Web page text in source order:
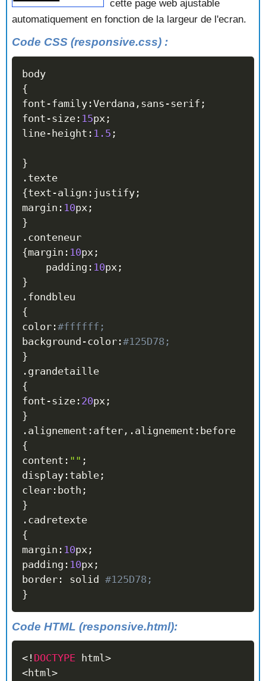
cette page web ajustable
automatiquement en fonction de la largeur de l'ecran.
Code CSS (responsive.css) :
{
font -family :Verdana , sans -serif ;
font -size : 15px ;
line-height : 1.5 ;
}
.
{text -align : justify ;
margin : 10px ;
}
.
{margin : 10px ;
	padding
: 10px ;
}
.
{
color :#ffffff;
background -color :#125D78;
}
.
{
font -size : 20px ;
}
. alignement : after , . alignement :
{
content : "" ;
display : table ;
clear : both ;
}
.
{
margin : 10px ;
padding : 10px ;
border : solid #125D78;
}
Code HTML (responsive.html):
< ! DOCTYPE html>
<html>